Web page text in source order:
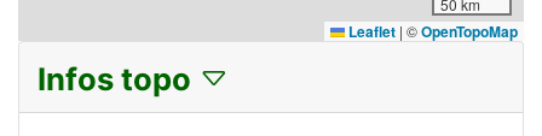
50 km
Leaflet | ©OpenTopoMap
Infos topo